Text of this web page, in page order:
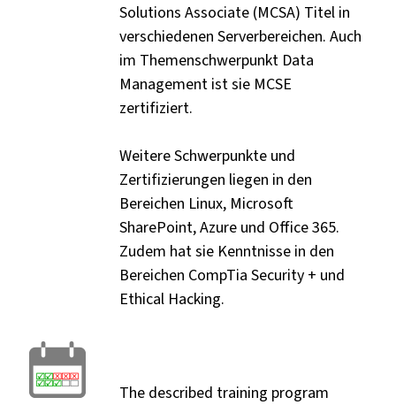
Solutions Associate (MCSA) Titel in
verschiedenen Serverbereichen. Auch
im Themenschwerpunkt Data
Management ist sie MCSE
zertifiziert.
Weitere Schwerpunkte und
Zertifizierungen liegen in den
Bereichen Linux, Microsoft
SharePoint, Azure und Office 365.
Zudem hat sie Kenntnisse in den
Bereichen CompTia Security + und
Ethical Hacking.
The described training program